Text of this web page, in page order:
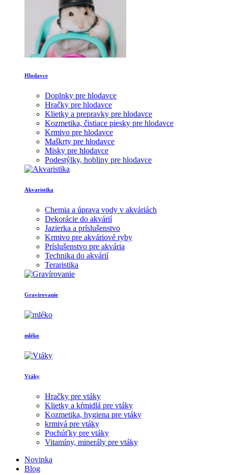
Hlodavce
Doplnky pre hlodavce
Hračky pre hlodavce
Klietky a prepravky pre hlodavce
Kozmetika, čistiace piesky pre hlodavce
Krmivo pre hlodavce
Maškrty pre hlodavce
Misky pre hlodavce
Podestýlky, hobliny pre hlodavce
Akvaristika
Chemia a úprava vody v akváriách
Dekorácie do akvárií
Jazierka a príslušenstvo
Krmivo pre akváriové ryby
Príslušenstvo pre akvária
Technika do akvárií
Teraristika
Gravírovanie
mléko
Vtáky
Hračky pre vtáky
Klietky a kŕmidlá pre vtáky
Kozmetika, hygiena pre vtáky
krmivá pre vtáky
Pochúťky pre vtáky
Vitamíny, minerály pre vtáky
Novinka
Blog